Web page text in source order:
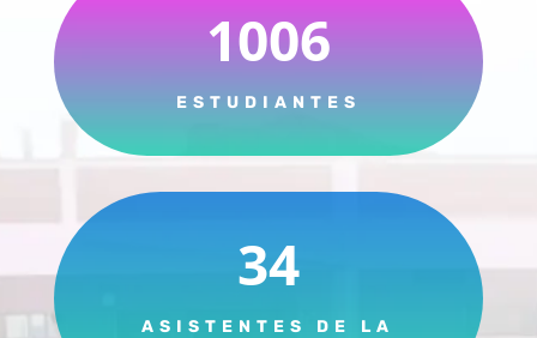
1006
ESTUDIANTES
34
ASISTENTES DE LA